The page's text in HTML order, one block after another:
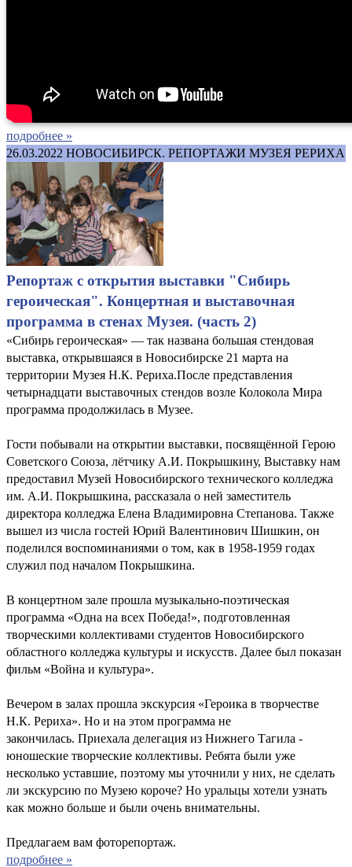
подробнее »
26.03.2022 НОВОСИБИРСК. РЕПОРТАЖИ МУЗЕЯ РЕРИХА
Репортаж с открытия выставки "Сибирь
героическая". Концертная и выставочная
программа в стенах Музея. (часть 2)
«Сибирь героическая» — так названа большая стендовая
выставка, открывшаяся в Новосибирске 21 марта на
территории Музея Н.К. Рериха.После представления
четырнадцати выставочных стендов возле Колокола Мира
программа продолжилась в Музее.
Гости побывали на открытии выставки, посвящённой Герою
Советского Союза, лётчику А.И. Покрышкину, Выставку нам
предоставил Музей Новосибирского технического колледжа
им. А.И. Покрышкина, рассказала о ней заместитель
директора колледжа Елена Владимировна Степанова. Также
вышел из числа гостей Юрий Валентинович Шишкин, он
поделился воспоминаниями о том, как в 1958-1959 годах
служил под началом Покрышкина.
В концертном зале прошла музыкально-поэтическая
программа «Одна на всех Победа!», подготовленная
творческими коллективами студентов Новосибирского
областного колледжа культуры и искусств. Далее был показан
фильм «Война и культура».
Вечером в залах прошла экскурсия «Героика в творчестве
Н.К. Рериха». Но и на этом программа не
закончилась. Приехала делегация из Нижнего Тагила -
юношеские творческие коллективы. Ребята были уже
несколько уставшие, поэтому мы уточнили у них, не сделать
ли экскурсию по Музею короче? Но уральцы хотели узнать
как можно больше и были очень внимательны.
Предлагаем вам фоторепортаж.
подробнее »